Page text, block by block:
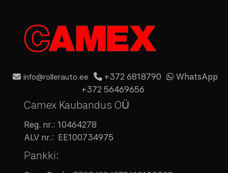
info@rollerauto.ee +372 6818790
WhatsApp
+372 56469656
Camex Kaubandus OÜ
Reg. nr.: 10464278
ALV nr.: EE100734975
Pankki: